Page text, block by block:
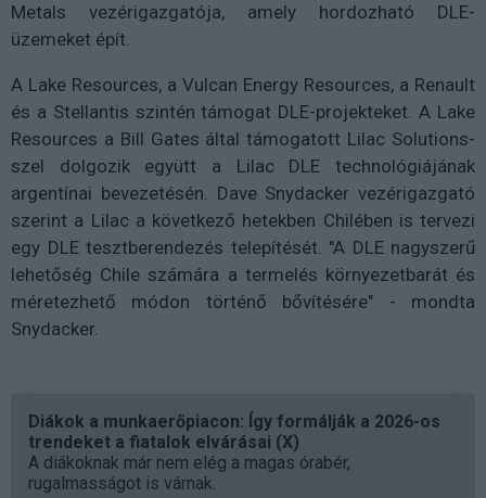
Metals vezérigazgatója, amely hordozható DLE-
üzemeket épít.
A Lake Resources, a Vulcan Energy Resources, a Renault
és a Stellantis szintén támogat DLE-projekteket. A Lake
Resources a Bill Gates által támogatott Lilac Solutions-
szel dolgozik együtt a Lilac DLE technológiájának
argentínai bevezetésén. Dave Snydacker vezérigazgató
szerint a Lilac a következő hetekben Chilében is tervezi
egy DLE tesztberendezés telepítését. "A DLE nagyszerű
lehetőség Chile számára a termelés környezetbarát és
méretezhető módon történő bővítésére" - mondta
Snydacker.
Diákok a munkaerőpiacon: Így formálják a 2026-os
trendeket a fiatalok elvárásai (X)
A diákoknak már nem elég a magas órabér,
rugalmasságot is várnak.